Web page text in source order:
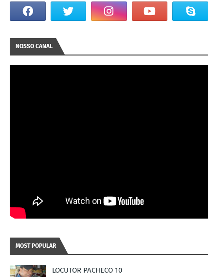
NOSSO CANAL
MOST POPULAR
LOCUTOR PACHECO 10